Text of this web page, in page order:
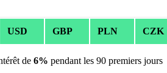
USD GBP PLN CZK
de 6% pendant les 90 premiers jours